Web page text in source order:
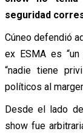
seguridad
Cúneo defendió
ex ESMA es
“nadie tiene
políticos al
Desde el lado
show fue